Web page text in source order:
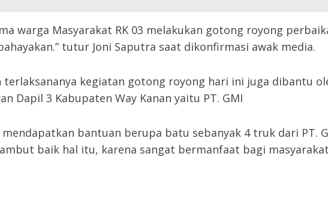
warga Masyarakat RK 03 melakukan gotong royong
tutur Joni Saputra saat dikonfirmasi awak media.
kegiatan gotong royong hari ini juga dibantu
Dapil 3 Kabupaten Way Kanan yaitu PT. GMI
bantuan berupa batu sebanyak 4 truk dari PT.
baik hal itu, karena sangat bermanfaat bagi